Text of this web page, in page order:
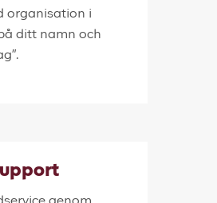
organisation i
ditt namn och